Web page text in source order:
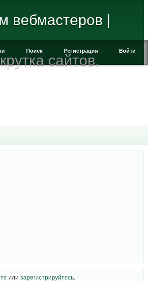
вебмастеров |
сайтов.
Поиск Регистрация Войти
илизарегистрируйтесь